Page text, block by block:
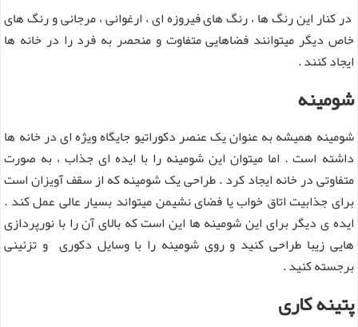
در کنار این رنگ ها ، رنگ های فیروزه ای ، ارغوانی ، مرجانی و رنگ های
خاص دیگر میتوانند فضاهایی متفاوت و منحصر به فرد را در خانه ها
ایجاد کنند .
شومینه
شومینه همیشه به عنوان یک عنصر دکوراتیو جایگاه ویژه ای در خانه ها
داشته است . اما میتوان این شومینه را با ایده ای جذاب ، به صورت
متفاوتی در خانه ایجاد کرد . طراحی یک شومینه که از سقف آویزان است
برای جذابیت اتاق خواب یا فضای نشیمن میتواند بسیار عالی عمل کند .
ایده ی دیگر برای این شومینه ها این است که بالای آن را با نورپردازی
هایی زیبا طراحی کنید و روی شومینه را با وسایل دکوری و تزئینی
برجسته کنید .
پتینه کاری